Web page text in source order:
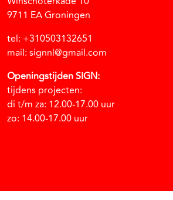
9711 EA Groningen
tel: +310503132651
mail: signnl@gmail.com
Openingstijden SIGN:
tijdens projecten:
di t/m za: 12.00-17.00 uur
zo: 14.00-17.00 uur